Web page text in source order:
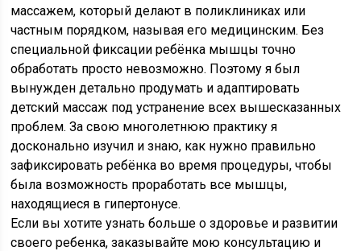
массажем, который делают в поликлиниках или
частным порядком, называя его медицинским. Без
специальной фиксации ребёнка мышцы точно
обработать просто невозможно. Поэтому я был
вынужден детально продумать и адаптировать
детский массаж под устранение всех вышесказанных
проблем. За свою многолетнюю практику я
досконально изучил и знаю, как нужно правильно
зафиксировать ребёнка во время процедуры, чтобы
была возможность проработать все мышцы,
находящиеся в гипертонусе.
Если вы хотите узнать больше о здоровье и развитии
своего ребенка, заказывайте мою консультацию и